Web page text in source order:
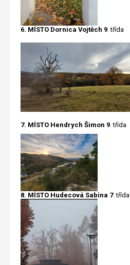
6. MÍSTO Dornica Vojtěch 9. třída
7. MÍSTO Hendrych Šimon 9. třída
8. MÍSTO Hudecová Sabina 7. třída